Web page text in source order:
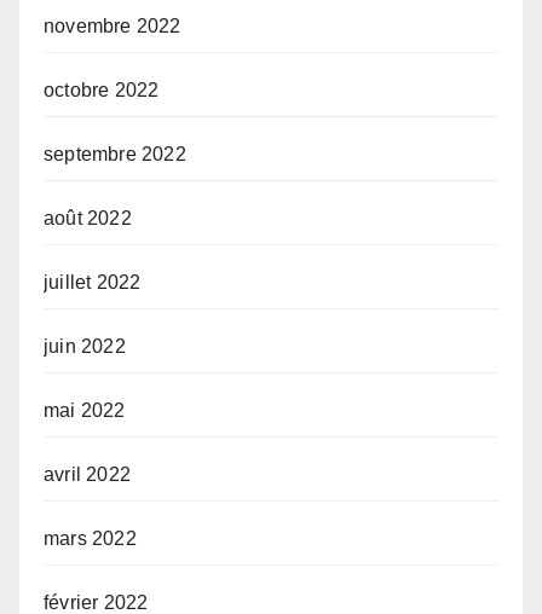
novembre 2022
octobre 2022
septembre 2022
août 2022
juillet 2022
juin 2022
mai 2022
avril 2022
mars 2022
février 2022